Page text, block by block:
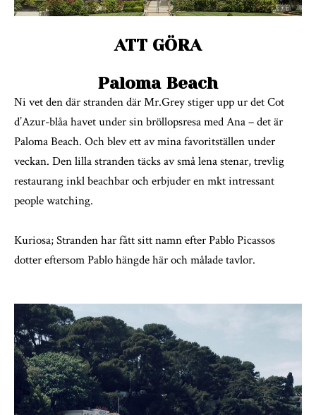
ATT GÖRA
Paloma Beach
Ni vet den där stranden där Mr.Grey stiger upp ur det Cot
d’Azur-blåa havet under sin bröllopsresa med Ana – det är
Paloma Beach. Och blev ett av mina favoritställen under
veckan. Den lilla stranden täcks av små lena stenar, trevlig
restaurang inkl beachbar och erbjuder en mkt intressant
people watching.
Kuriosa; Stranden har fått sitt namn efter Pablo Picassos
dotter eftersom Pablo hängde här och målade tavlor.